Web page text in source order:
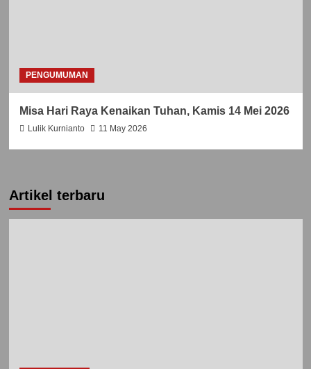
PENGUMUMAN
Misa Hari Raya Kenaikan Tuhan, Kamis 14 Mei 2026
Lulik Kurnianto 11 May 2026
Artikel terbaru